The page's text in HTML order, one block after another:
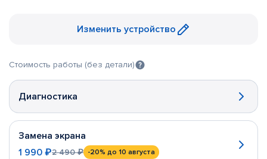
Изменить устройство
Стоимость работы (без детали)
Диагностика
Замена экрана
1 990 ₽2 490 ₽ -20% до 10 августа